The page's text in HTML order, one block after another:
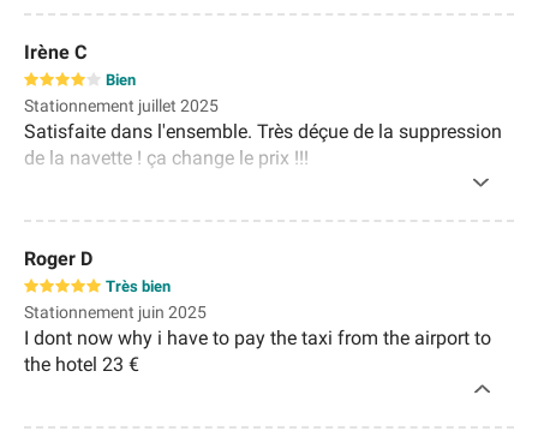
Irène C
Bien
Stationnement juillet 2025
Satisfaite dans l'ensemble. Très déçue de la suppression
de la navette ! ça change le prix !!!
Roger D
Très bien
Stationnement juin 2025
I dont now why i have to pay the taxi from the airport to
the hotel 23 €